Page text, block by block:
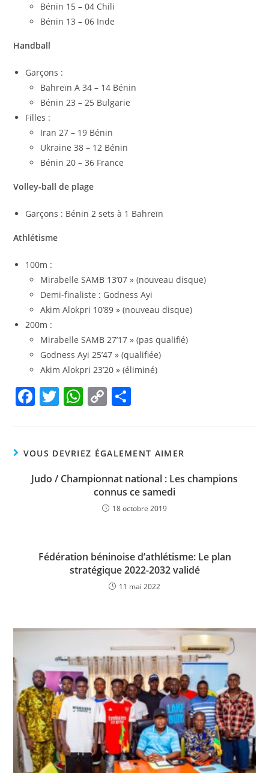
Bénin 15 – 04 Chili
Bénin 13 – 06 Inde
Handball
Garçons :
Bahreïn A 34 – 14 Bénin
Bénin 23 – 25 Bulgarie
Filles :
Iran 27 – 19 Bénin
Ukraine 38 – 12 Bénin
Bénin 20 – 36 France
Volley-ball de plage
Garçons : Bénin 2 sets à 1 Bahreïn
Athlétisme
100m :
Mirabelle SAMB 13’07 » (nouveau disque)
Demi-finaliste : Godness Ayi
Akim Alokpri 10’89 » (nouveau disque)
200m :
Mirabelle SAMB 27’17 » (pas qualifié)
Godness Ayi 25’47 » (qualifiée)
Akim Alokpri 23’20 » (éliminé)
F
e
b
T
er
W
s
A
p
C
y
Li
n
k
g
er
VOUS DEVRIEZ ÉGALEMENT AIMER
Judo / Championnat national : Les champions
connus ce samedi
18 octobre 2019
Fédération béninoise d’athlétisme: Le plan
stratégique 2022-2032 validé
11 mai 2022